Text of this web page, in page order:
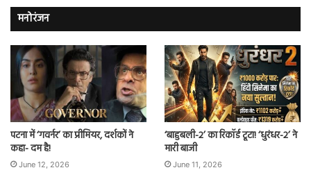
मनोरंजन
पटना में ‘गवर्नर’ का प्रीमियर, दर्शकों ने
कहा- दम है!
June 12, 2026
‘बाहुबली-2’ का रिकॉर्ड टूटा! ‘धुरंधर-2’ ने
मारी बाजी
June 11, 2026